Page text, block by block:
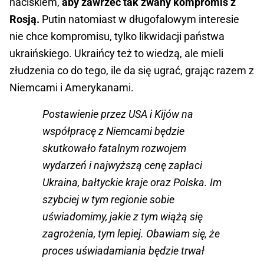
Rosją. Putin natomiast w długofalowym interesie
nie chce kompromisu, tylko likwidacji państwa
ukraińskiego. Ukraińcy też to wiedzą, ale mieli
złudzenia co do tego, ile da się ugrać, grając razem z
Niemcami i Amerykanami.
Postawienie przez USA i Kijów na
współpracę z Niemcami będzie
skutkowało fatalnym rozwojem
wydarzeń i najwyższą cenę zapłaci
Ukraina, bałtyckie kraje oraz Polska. Im
szybciej w tym regionie sobie
uświadomimy, jakie z tym wiążą się
zagrożenia, tym lepiej. Obawiam się, że
proces uświadamiania będzie trwał